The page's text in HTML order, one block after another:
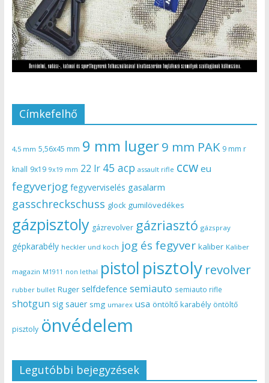
Címkefelhő
4,5 mm 5,56x45 mm 9 mm luger9 mm PAK 9 mm r
knall 9x19 9x19 mm 22 lr 45 acp assault rifle ccw eu
fegyverjog fegyverviselés gasalarm
gasschreckschuss glock gumilövedékes
gázpisztoly gázrevolver gázriasztó gázspray
gépkarabély heckler und koch jog és fegyver kaliber Kaliber
magazin M1911 non lethal pistol pisztoly revolver
rubber bullet Ruger selfdefence semiauto semiauto rifle
shotgun sig sauer smg umarex usa öntöltő karabély öntöltő
pisztoly önvédelem
Legutóbbi bejegyzések